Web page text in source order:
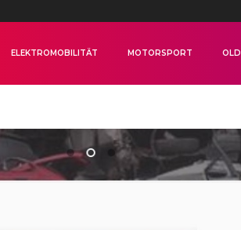
ELEKTROMOBILITÄT MOTORSPORT